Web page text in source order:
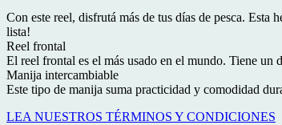
0,50m/200m
cantidad
Con este reel, disfrutá más de tus días de pesca. Esta
lista!
Reel frontal
El reel frontal es el más usado en el mundo. Tiene un
Manija intercambiable
Este tipo de manija suma practicidad y comodidad
LEA NUESTROS TÉRMINOS Y CONDICIONES